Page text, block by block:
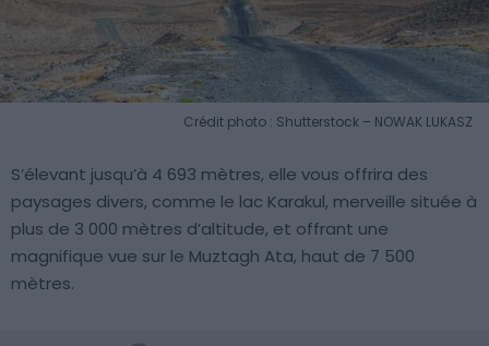
Crédit photo : Shutterstock – NOWAK LUKASZ
S’élevant jusqu’à 4 693 mètres, elle vous offrira des
paysages divers, comme le lac Karakul, merveille située à
plus de 3 000 mètres d’altitude, et offrant une
magnifique vue sur le Muztagh Ata, haut de 7 500
mètres.